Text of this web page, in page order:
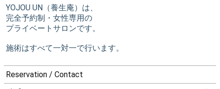
YOJOU UN（養生庵）は、
完全予約制・女性専用の
プライベートサロンです。
施術はすべて一対一で行います。
Reservation / Contact